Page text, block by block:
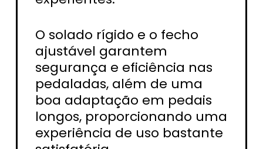
O solado rígido e o fecho
ajustável garantem
segurança e eficiência nas
pedaladas, além de uma
boa adaptação em pedais
longos, proporcionando uma
experiência de uso bastante